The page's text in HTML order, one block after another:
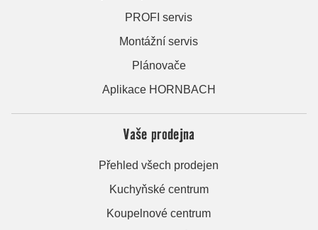
PROFI servis
Montážní servis
Plánovače
Aplikace HORNBACH
Vaše prodejna
Přehled všech prodejen
Kuchyňské centrum
Koupelnové centrum